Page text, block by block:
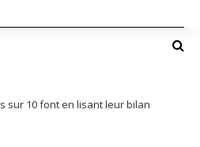
sur 10 font en lisant leur bilan